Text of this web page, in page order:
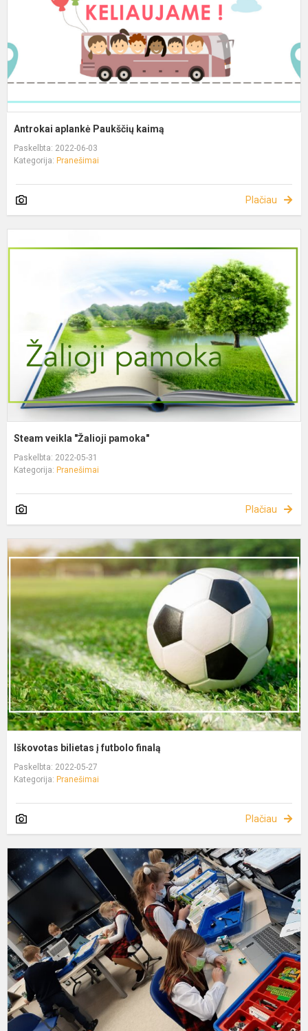
Antrokai aplankė Paukščių kaimą
Paskelbta: 2022-06-03
Kategorija: Pranešimai
Plačiau
Steam veikla "Žalioji pamoka"
Paskelbta: 2022-05-31
Kategorija: Pranešimai
Plačiau
Iškovotas bilietas į futbolo finalą
Paskelbta: 2022-05-27
Kategorija: Pranešimai
Plačiau